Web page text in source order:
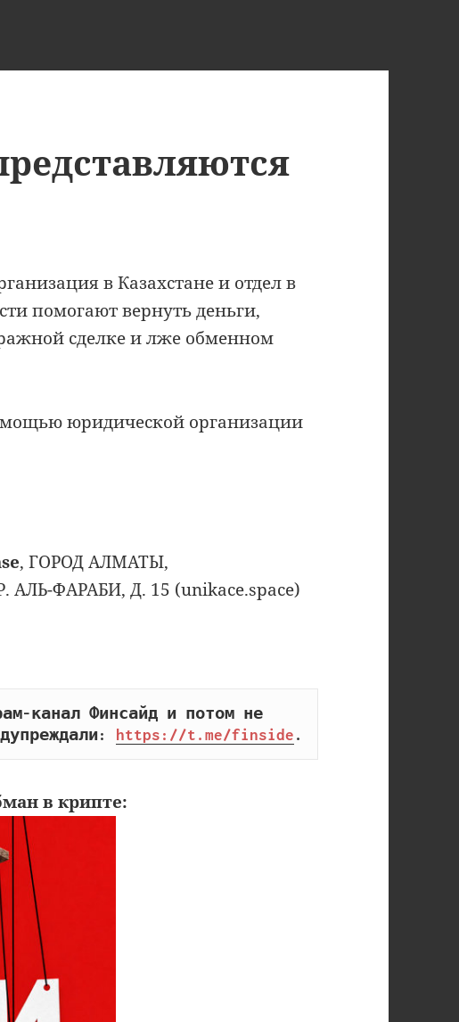
в Казахстане и отдел в
помогают вернуть деньги,
сделке и лже обменном
юридической организации
, ГОРОД АЛМАТЫ,
ФАРАБИ, Д. 15 (unikace.space)
канал Финсайд и потом не
https://t.me/finside .
в крипте: